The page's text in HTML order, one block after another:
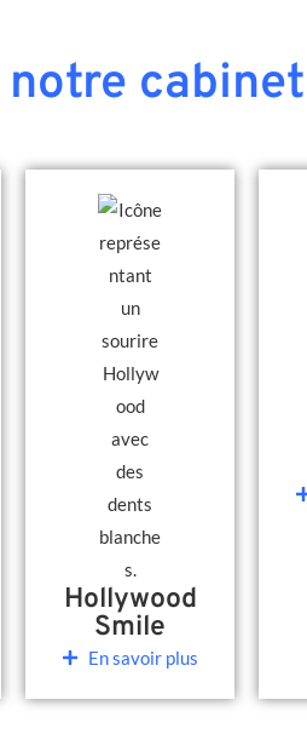
Hollywood
Smile
En savoir plus